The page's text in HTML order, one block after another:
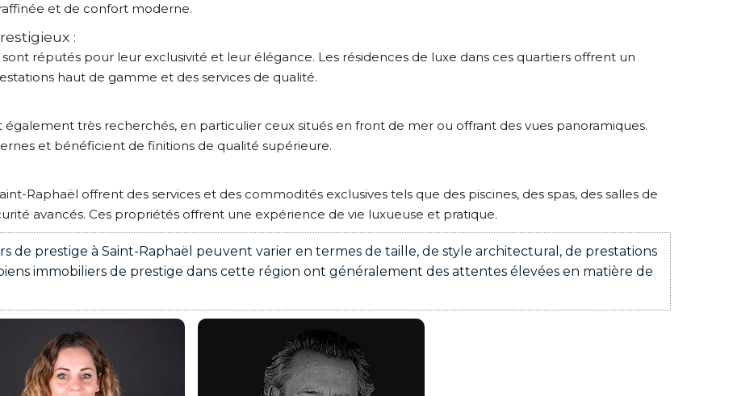
et de confort moderne.
:
réputés pour leur exclusivité et leur élégance. Les résidences de luxe dans ces quartiers offrent un
haut de gamme et des services de qualité.
très recherchés, en particulier ceux situés en front de mer ou offrant des vues panoramiques.
et bénéficient de finitions de qualité supérieure.
Raphaël offrent des services et des commodités exclusives tels que des piscines, des spas, des salles de
avancés. Ces propriétés offrent une expérience de vie luxueuse et pratique.
de prestige à Saint-Raphaël peuvent varier en termes de taille, de style architectural, de prestations
immobiliers de prestige dans cette région ont généralement des attentes élevées en matière de